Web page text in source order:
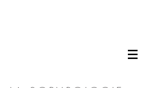
Titre inscrit au RNCP reconnu de niveau III
Certifié aux techniques de Kinésiologie appliquée